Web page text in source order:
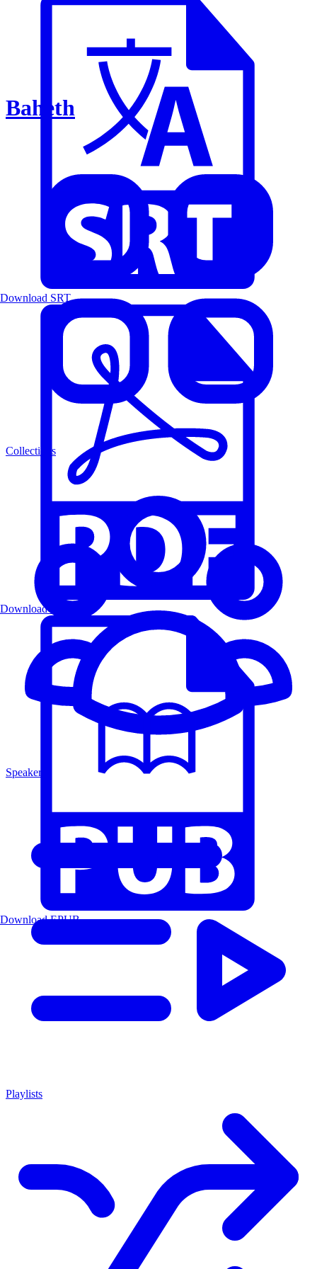
Baheth
Collections
Speakers
Playlists
Download SRT
Download PDF
Download EPUB